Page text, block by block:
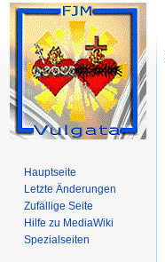
Hauptseite
Letzte Änderungen
Zufällige Seite
Hilfe zu MediaWiki
Spezialseiten